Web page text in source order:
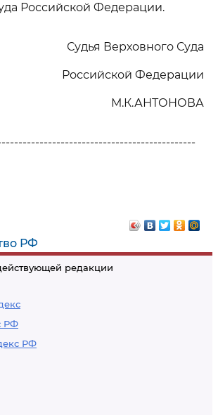
РФ
редакции
РФ
РФ
Российской Федерации.
Судья Верховного Суда
Российской Федерации
М.К.АНТОНОВА